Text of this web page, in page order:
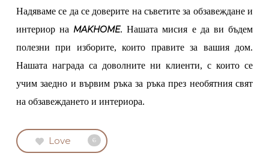
Надяваме се да се доверите на съветите за обзавеждане и
интериор на MAKHOME. Нашата мисия е да ви бъдем
полезни при изборите, които правите за вашия дом.
Нашата награда са доволните ни клиенти, с които се
учим заедно и вървим ръка за ръка през необятния свят
на обзавеждането и интериора.
Love 6